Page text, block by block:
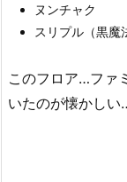
ヌンチャク
スリプル（黒魔
このフロア…ファ
いたのが懐かしい